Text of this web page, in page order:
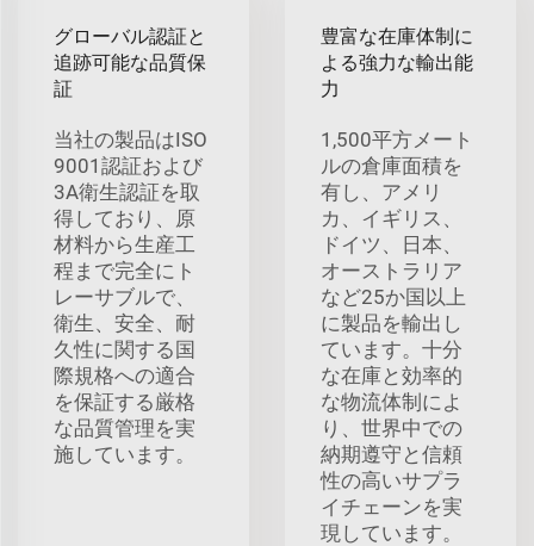
グローバル認証と
追跡可能な品質保
証
当社の製品はISO
9001認証および
3A衛生認証を取
得しており、原
材料から生産工
程まで完全にト
レーサブルで、
衛生、安全、耐
久性に関する国
際規格への適合
を保証する厳格
な品質管理を実
施しています。
豊富な在庫体制に
よる強力な輸出能
力
1,500平方メート
ルの倉庫面積を
有し、アメリ
カ、イギリス、
ドイツ、日本、
オーストラリア
など25か国以上
に製品を輸出し
ています。十分
な在庫と効率的
な物流体制によ
り、世界中での
納期遵守と信頼
性の高いサプラ
イチェーンを実
現しています。